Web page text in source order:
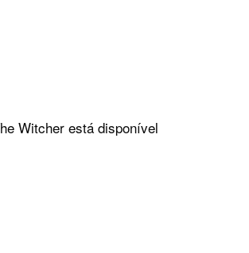
Witcher está disponível